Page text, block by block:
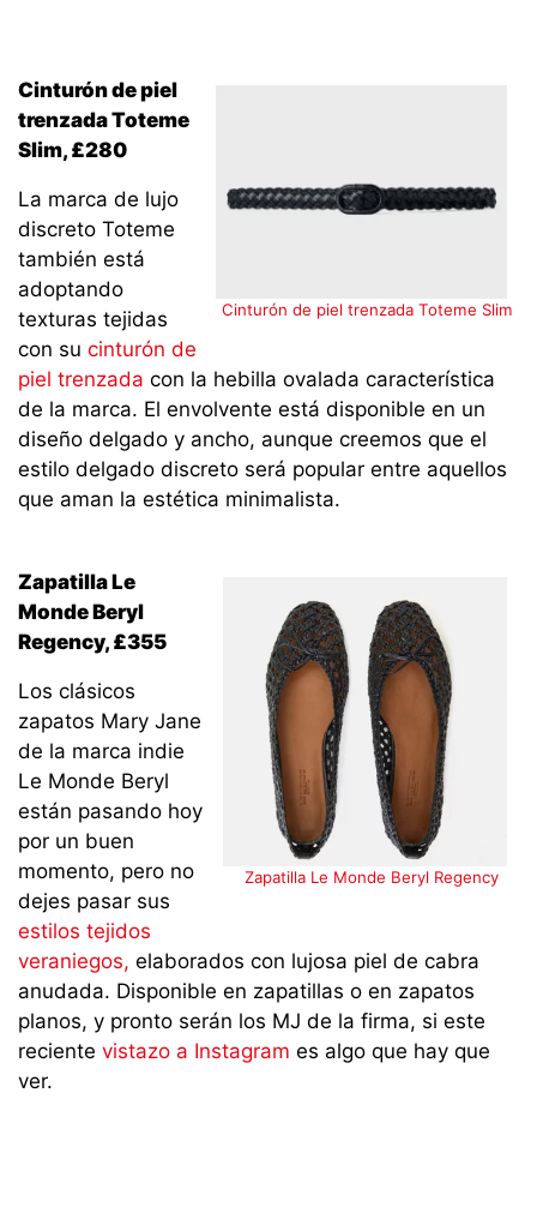
Cinturón de piel trenzada Toteme Slim
Cinturón de piel
trenzada Toteme
Slim, £280
La marca de lujo
discreto Toteme
también está
adoptando
texturas tejidas
con su cinturón de
piel trenzada con la hebilla ovalada característica
de la marca. El envolvente está disponible en un
diseño delgado y ancho, aunque creemos que el
estilo delgado discreto será popular entre aquellos
que aman la estética minimalista.
Zapatilla Le Monde Beryl Regency
Zapatilla Le
Monde Beryl
Regency, £355
Los clásicos
zapatos Mary Jane
de la marca indie
Le Monde Beryl
están pasando hoy
por un buen
momento, pero no
dejes pasar sus
estilos tejidos
veraniegos, elaborados con lujosa piel de cabra
anudada. Disponible en zapatillas o en zapatos
planos, y pronto serán los MJ de la firma, si este
reciente vistazo a Instagram es algo que hay que
ver.